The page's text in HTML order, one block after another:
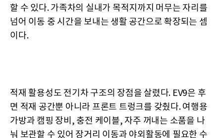
할 수 있다. 가족차의 실내가 목적지까지 머무는 자리를
넘어 이동 중 시간을 보내는 생활 공간으로 확장되는 셈
이다.
적재 활용성도 전기차 구조의 장점을 살렸다. EV9은 후
면 적재 공간뿐 아니라 프론트 트렁크를 갖췄다. 여행용
가방과 캠핑 장비, 충전 케이블, 자주 꺼내는 소품을 나
눠 보관할 수 있어 장거리 이동과 야외활동에 필요한 수